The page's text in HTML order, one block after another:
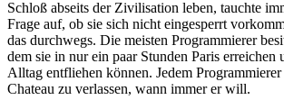
Schloß abseits der Zivilisation leben, tauchte
Frage auf, ob sie sich nicht eingesperrt
das durchwegs. Die meisten Programmierer
dem sie in nur ein paar Stunden Paris erreichen
Alltag entfliehen können. Jedem Programmierer
Chateau zu verlassen, wann immer er will.